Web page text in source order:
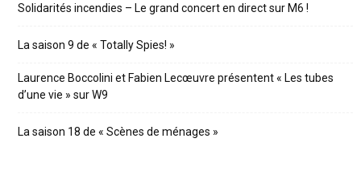
Solidarités incendies – Le grand concert en direct sur M6 !
La saison 9 de « Totally Spies! »
Laurence Boccolini et Fabien Lecœuvre présentent « Les tubes
d’une vie » sur W9
La saison 18 de « Scènes de ménages »